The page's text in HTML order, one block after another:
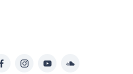
FacebookInstagramYouTubeSoundcloud